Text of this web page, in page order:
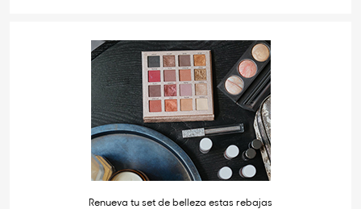
Renueva tu set de belleza estas rebajas